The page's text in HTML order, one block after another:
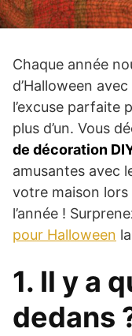
Chaque année
d’Halloween
l’excuse parfaite
plus d’un. Vous
de décoration
amusantes avec
votre maison
l’année !
pour Halloween
1. Il y a
dedans